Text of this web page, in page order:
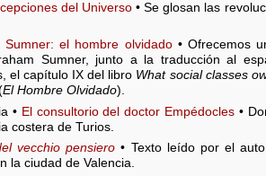
del Universo• Se glosan las
Sumner: el hombre olvidado• Ofrecemos
Sumner, junto a la traducción al
el capítulo IX del libro What social classes
El Hombre Olvidado).
• El consultorio del doctor Empédocles •
costera de Turios.
vecchio pensiero • Texto leído por el
la ciudad de Valencia.